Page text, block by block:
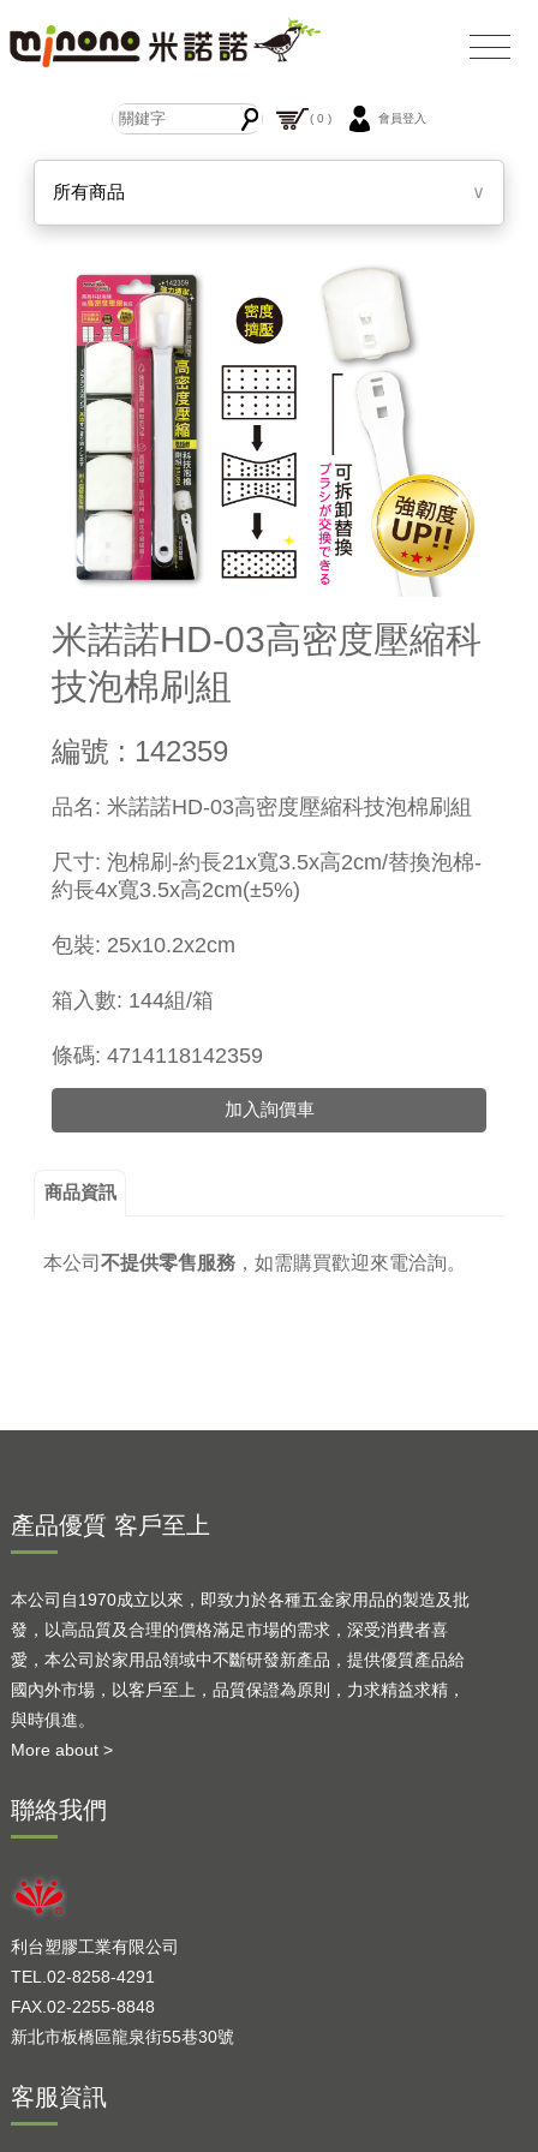
( 0 ) 會員登入
所有商品 ∨
米諾諾HD-03高密度壓縮科
技泡棉刷組
編號 : 142359
品名: 米諾諾HD-03高密度壓縮科技泡棉刷組
尺寸: 泡棉刷-約長21x寬3.5x高2cm/替換泡棉-
約長4x寬3.5x高2cm(±5%)
包裝: 25x10.2x2cm
箱入數: 144組/箱
條碼: 4714118142359
加入詢價車
商品資訊
本公司 不提供零售服務， 如需購買歡迎來電洽詢。
產品優質 客戶至上
本公司自1970成立以來，即致力於各種五金家用品的製造及批
發，以高品質及合理的價格滿足市場的需求，深受消費者喜
愛，本公司於家用品領域中不斷研發新產品，提供優質產品給
國內外市場，以客戶至上，品質保證為原則，力求精益求精，
與時俱進。
More about >
聯絡我們
利台塑膠工業有限公司
TEL.02-8258-4291
FAX.02-2255-8848
新北市板橋區龍泉街55巷30號
客服資訊